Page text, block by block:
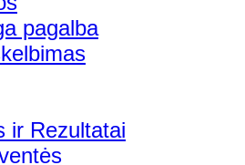
pagalba
ir Rezultatai